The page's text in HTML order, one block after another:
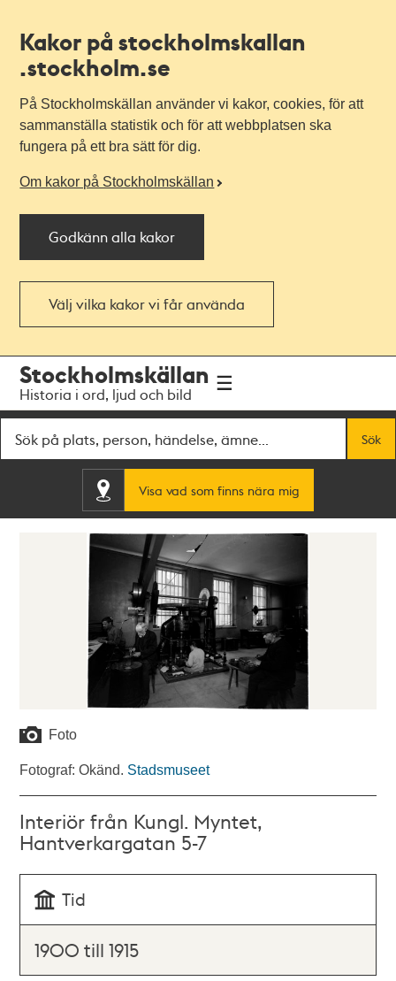
Kakor på stockholmskallan
.stockholm.se
På Stockholmskällan använder vi kakor, cookies, för att
sammanställa statistik och för att webbplatsen ska
fungera på ett bra sätt för dig.
Om kakor på Stockholmskällan
Godkänn alla kakor
Välj vilka kakor vi får använda
navigationen
huvudinnehållet
Stockholmskällan
Historia i ord, ljud och bild
Sök
Visa vad som finns nära mig
Foto
Fotograf: Okänd. Stadsmuseet
Interiör från Kungl. Myntet,
Hantverkargatan 5-7
Tid
1900 till 1915